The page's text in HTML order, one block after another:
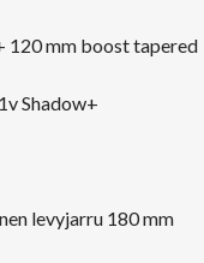
120 mm boost tapered
Shadow+
levyjarru 180 mm